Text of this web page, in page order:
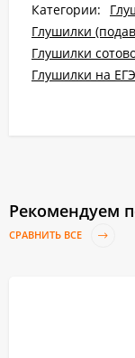
Категории:
Глушилки
Глушилки
Глушилки на ЕГЭ
Рекомендуем
СРАВНИТЬ ВСЕ